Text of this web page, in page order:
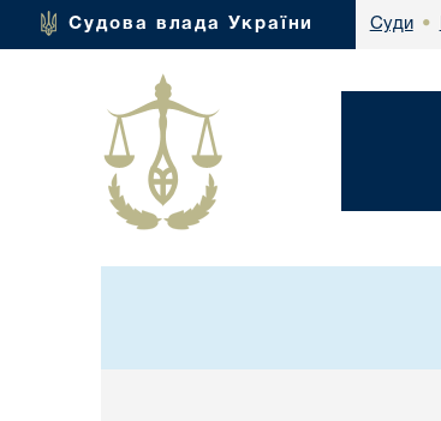
Судова влада України Суди •